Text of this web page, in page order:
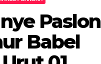
Paslon
Babel